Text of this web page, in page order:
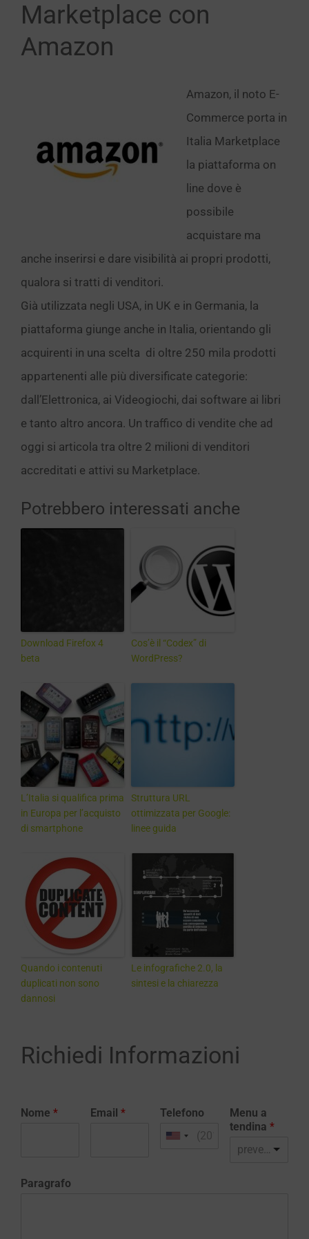
Marketplace con
Amazon
Amazon, il noto E-
Commerce porta in
Italia Marketplace
la piattaforma on
line dove è
possibile
acquistare ma
anche inserirsi e dare visibilità ai propri prodotti,
qualora si tratti di venditori.
Già utilizzata negli USA, in UK e in Germania, la
piattaforma giunge anche in Italia, orientando gli
acquirenti in una scelta di oltre 250 mila prodotti
appartenenti alle più diversificate categorie:
dall’Elettronica, ai Videogiochi, dai software ai libri
e tanto altro ancora. Un traffico di vendite che ad
oggi si articola tra oltre 2 milioni di venditori
accreditati e attivi su Marketplace.
Potrebbero interessati anche
Download Firefox 4
beta
Cos’è il “Codex” di
WordPress?
L’Italia si qualifica prima
in Europa per l’acquisto
di smartphone
Struttura URL
ottimizzata per Google:
linee guida
Quando i contenuti
duplicati non sono
dannosi
Le infografiche 2.0, la
sintesi e la chiarezza
Richiedi Informazioni
Nome * Email * Telefono
Menu a
tendina *
preventivo realizzazione sito web
Paragrafo